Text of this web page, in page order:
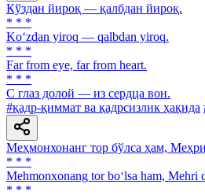
Кўздан йироқ — қалбдан йироқ.
* * *
Ko‘zdan yiroq — qalbdan yiroq.
* * *
Far from eye, far from heart.
* * *
С глаз долой — из сердца вон.
#қадр-қиммат ва қадрсизлик ҳақида
Меҳмонхонанг тор бўлса ҳам,
* * *
Mehmonxonang tor bo‘lsa ham, Mehri
* * *